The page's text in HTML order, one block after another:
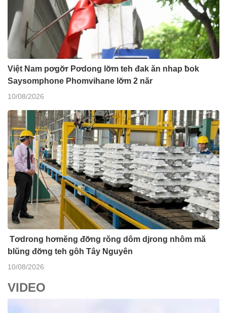
Việt Nam pơgơ̆r Pơdong lơ̆m teh đak ăn nhap ƀok
Saysomphone Phomvihane lơ̆m 2 năr
10/08/2026
Tơdrong hơmĕng đơ̆ng rŏng dôm djrong nhôm mă
blŭng đơ̆ng teh gôh Tây Nguyên
10/08/2026
VIDEO